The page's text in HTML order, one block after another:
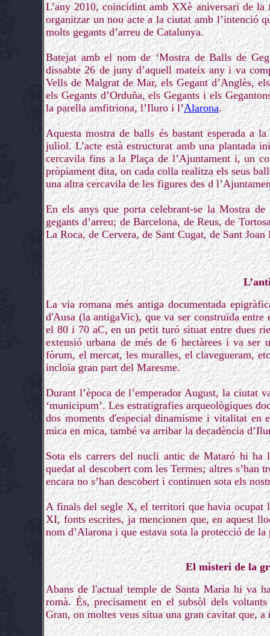
L’any 2010, coincidint amb XXè aniversari de la
organitzar un nou acte a la ciutat amb l’intenció
molts gegants d’arreu de Catalunya.
Batejat amb el nom de ‘Mostra de Balls de
dissabte 26 de juny d’aquell mateix any i va
Vells de Malgrat de Mar, els Gegant d’Anglès,
els Gegants d’Orduña, els Gegants i els
la parella amfitriona, l’Iluro i l’Alarona.
Aquesta mostra de balls és bastant esperada a
juliol. L’acte està estructurat amb una plantada
cercavila fins a la Plaça de l’Ajuntament i, un
pròpiament dita, on cada colla realitza els seus
una altra cercavila de les figures des d
En els anys que porta celebrant-se la Mostra
gegants d’arreu; de Barcelona, de Reus, de
La Roca, de Cervera, de Sant Cugat, de Sant Joan
La via romana més antiga documentada
d'Ausa (la antigaVic), que va ser construïda
el 80 i 70 aC, en un petit turó situat entre dues
extensió urbana de més de 6 hectàrees i va
fòrum, el mercat, les muralles, el clavegueram,
incloïa gran part del Maresme.
Durant l’època de l’emperador August, la ciutat
‘municipum’. Les estratigrafies arqueològiques
dos moments d'especial dinamisme i vitalitat
mica en mica, també va arribar la decadència
Sota els carrers del nucli antic de Mataró hi ha
quedat al descobert com les Termes; altres s’han
encara no s’han descobert i continuen sota els
A finals del segle X, el territori que havia ocupat
XI, fonts escrites, ja mencionen que, en aquest
nom d’Alarona i que estava sota la protecció de
El misteri de la
Abans de l'actual temple de Santa Maria hi va
romà. És, precisament en el subsòl dels
Gran, on moltes veus situa una gran cavitat que,